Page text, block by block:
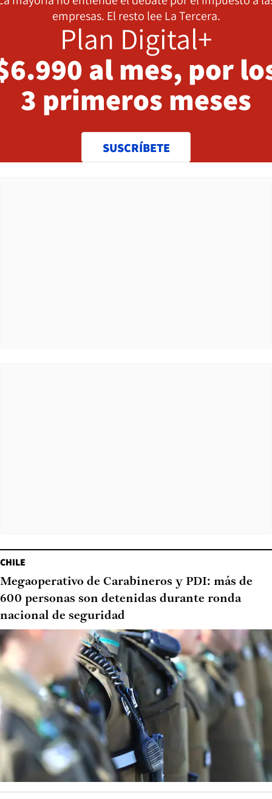
empresas. El resto lee La Tercera.
Plan Digital+
al mes, por
3 primeros meses
SUSCRÍBETE
CHILE
Megaoperativo de Carabineros y PDI: más de
600 personas son detenidas durante ronda
nacional de seguridad